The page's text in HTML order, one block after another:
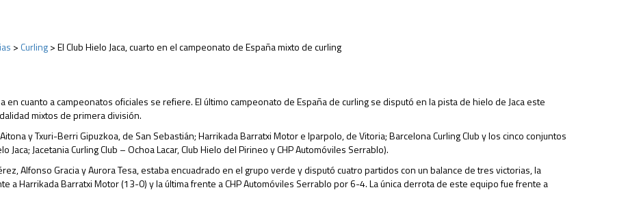
> Curling>El Club Hielo Jaca, cuarto en el campeonato de España mixto de curling
cuanto a campeonatos oficiales se refiere. El último campeonato de España de curling se disputó en la pista de hielo de Jaca este
mixtos de primera división.
y Txuri-Berri Gipuzkoa, de San Sebastián; Harrikada Barratxi Motor e Iparpolo, de Vitoria; Barcelona Curling Club y los cinco conjuntos
Jaca; Jacetania Curling Club – Ochoa Lacar, Club Hielo del Pirineo y CHP Automóviles Serrablo).
Alfonso Gracia y Aurora Tesa, estaba encuadrado en el grupo verde y disputó cuatro partidos con un balance de tres victorias, la
a Harrikada Barratxi Motor (13-0) y la última frente a CHP Automóviles Serrablo por 6-4. La única derrota de este equipo fue frente a